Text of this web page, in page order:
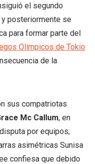
el segundo
posteriormente se
para formar parte del
Olímpicos de Tokio
de la
sus compatriotas
Mc Callum, en
por equipos;
asimétricas Sunisa
confiesa que debido